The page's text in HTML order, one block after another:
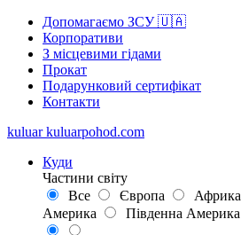
Допомагаємо ЗСУ 🇺🇦
Корпоративи
З місцевими гідами
Прокат
Подарунковий сертифікат
Контакти
kuluar kuluarpohod.com
Куди
Частини світу
Все
Європа Африка
Америка
Південна Америка